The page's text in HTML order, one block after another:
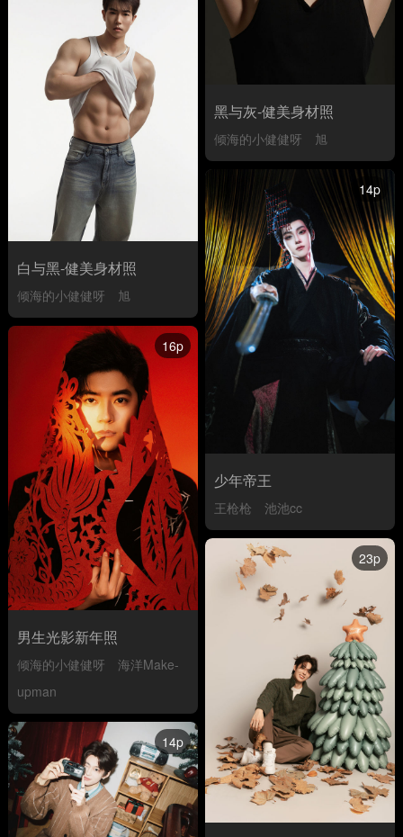
黑与灰-健美身材照
倾海的小健健呀 旭
白与黑-健美身材照
倾海的小健健呀 旭
14p
少年帝王
王枪枪 池池cc
16p
男生光影新年照
倾海的小健健呀
海洋Make-
upman
23p
14p